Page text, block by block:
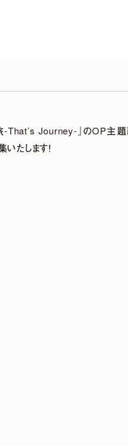
〜5th
Journey-』のOP主題
たします！